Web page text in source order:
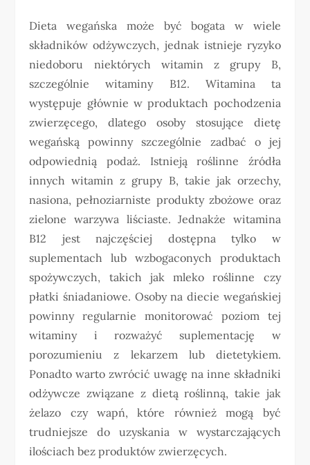
Dieta wegańska może być bogata w wiele
składników odżywczych, jednak istnieje ryzyko
niedoboru niektórych witamin z grupy B,
szczególnie witaminy B12. Witamina ta
występuje głównie w produktach pochodzenia
zwierzęcego, dlatego osoby stosujące dietę
wegańską powinny szczególnie zadbać o jej
odpowiednią podaż. Istnieją roślinne źródła
innych witamin z grupy B, takie jak orzechy,
nasiona, pełnoziarniste produkty zbożowe oraz
zielone warzywa liściaste. Jednakże witamina
B12 jest najczęściej dostępna tylko w
suplementach lub wzbogaconych produktach
spożywczych, takich jak mleko roślinne czy
płatki śniadaniowe. Osoby na diecie wegańskiej
powinny regularnie monitorować poziom tej
witaminy i rozważyć suplementację w
porozumieniu z lekarzem lub dietetykiem.
Ponadto warto zwrócić uwagę na inne składniki
odżywcze związane z dietą roślinną, takie jak
żelazo czy wapń, które również mogą być
trudniejsze do uzyskania w wystarczających
ilościach bez produktów zwierzęcych.